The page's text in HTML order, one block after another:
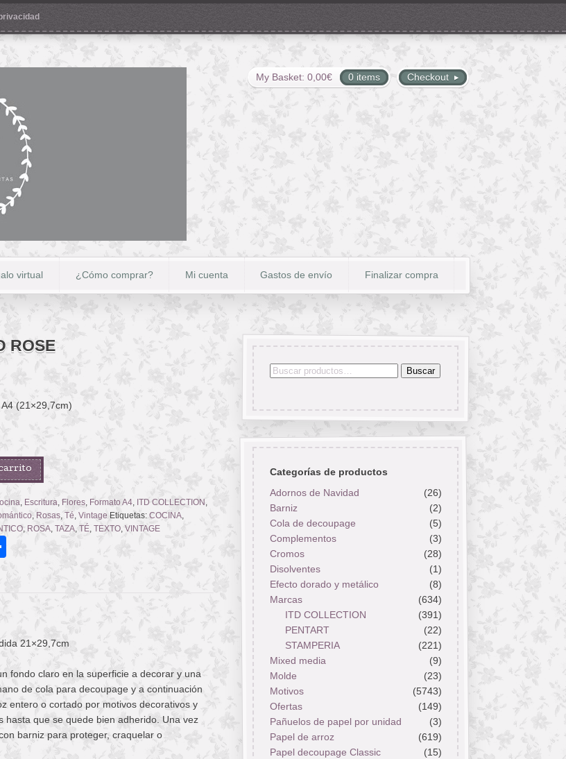
Checkout
My Basket: 0,00€ 0 items
virtual ¿Cómo comprar? Mi cuenta Gastos de envío Finalizar compra
ROSE
(21×29,7cm)
Escritura Flores, Formato A4, ITD COLLECTION
, Rosas, Té Vintage Etiquetas: COCINA,
, ROSA, TAZA, TÉ, TEXTO, VINTAGE
Compartir
21×29,7cm
fondo claro en la superficie a decorar y una
de cola para decoupage y a continuación
entero o cortado por motivos decorativos y
hasta que se quede bien adherido. Una vez
barniz para proteger, craquelar o
Buscar
Buscar
Categorías de productos
Adornos de Navidad
(26)
Barniz
(2)
Cola de decoupage
(5)
Complementos
(3)
Cromos
(28)
Disolventes
(1)
Efecto dorado y metálico
(8)
Marcas
(634)
ITD COLLECTION
(391)
PENTART
(22)
STAMPERIA
(221)
Mixed media
(9)
Molde
(23)
Motivos
(5743)
Ofertas
(149)
Pañuelos de papel por unidad
(3)
Papel de arroz
(619)
Papel decoupage Classic
(15)